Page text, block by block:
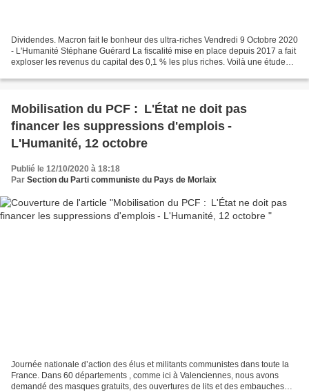
Dividendes. Macron fait le bonheur des ultra-riches Vendredi 9 Octobre 2020
- L'Humanité Stéphane Guérard La fiscalité mise en place depuis 2017 a fait
exploser les revenus du capital des 0,1 % les plus riches. Voilà une étude
Mobilisation du PCF : L'État ne doit pas
financer les suppressions d'emplois -
L'Humanité, 12 octobre
Publié le 12/10/2020 à 18:18
Par Section du Parti communiste du Pays de Morlaix
Journée nationale d’action des élus et militants communistes dans toute la
France. Dans 60 départements , comme ici à Valenciennes, nous avons
demandé des masques gratuits, des ouvertures de lits et des embauches